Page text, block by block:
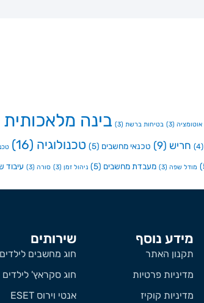
אוטומציה (3) בטיחות ברשת (3) בינה מלאכותית
(4) חריש (9) טכנאי מחשבים (5) טכנולוגיה (16)
מודל שפה (3) מעבדת מחשבים (5) ניהול זמן (3) סורה (3) עיבוד
מידע נוסף
תקנון האתר
מדיניות פרטיות
מדיניות קוקיז
שירותים
חוג מחשבים לילדים
חוג סקראץ' לילדים
אנטי וירוס ESET